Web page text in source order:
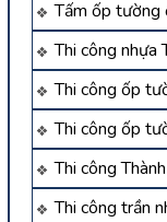
Tấm ốp tường
Thi công nhựa
Thi công ốp
Thi công ốp
Thi công
Thi công trần